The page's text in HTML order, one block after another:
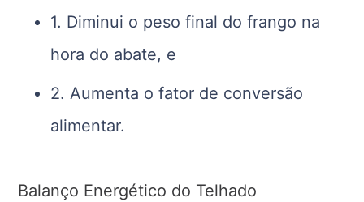
1. Diminui o peso final do frango na
hora do abate, e
2. Aumenta o fator de conversão
alimentar.
Balanço Energético do Telhado